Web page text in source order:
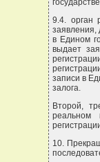
9.4. орган
заявления,
в Едином
выдает
записи в
залога.
Второй,
реальном
10.